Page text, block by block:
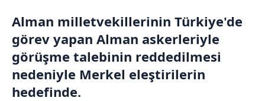
Alman milletvekillerinin Türkiye'de
görev yapan Alman askerleriyle
görüşme talebinin reddedilmesi
nedeniyle Merkel eleştirilerin
hedefinde.